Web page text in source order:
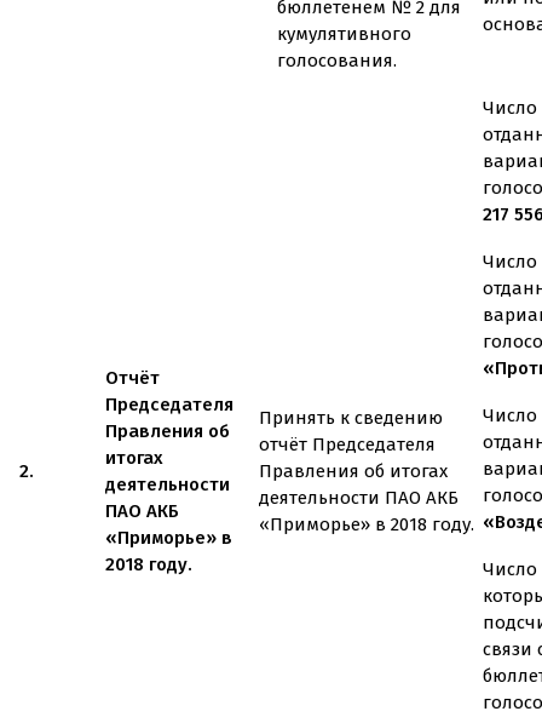
бюллетенем № 2 для
кумулятивного
голосования.
2.
Отчёт
Председателя
Правления об
итогах
деятельности
ПАО АКБ
«Приморье» в
2018 году.
Принять к сведению
отчёт Председателя
Правления об итогах
деятельности ПАО АКБ
«Приморье» в 2018 году.
Число
217
Число
Число
Число
связи